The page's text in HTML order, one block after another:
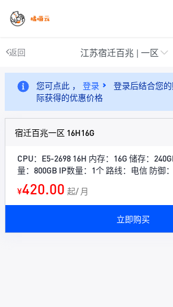
返回 江苏宿迁百兆 | 一区
您可点此 ， 登录
登录后结合您
际获得的优惠价格
宿迁百兆一区 16H16G
CPU：E5-2698 16H 内存：16G 储存：
量：800GB IP数量：1个 路线：电信 防御
¥420.00 起/ 月
立即购买